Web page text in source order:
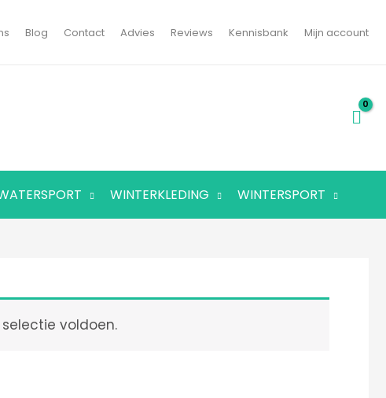
Blog Contact Advies Reviews Kennisbank Mijn account
WINTERKLEDING WINTERSPORT
voldoen.